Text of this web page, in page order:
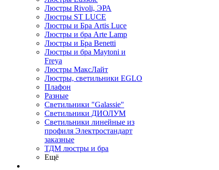
Люстры Rivoli, ЭРА
Люстры ST LUCE
Люстры и Бра Artis Luce
Люстры и бра Arte Lamp
Люстры и Бра Benetti
Люстры и бра Maytoni и
Freya
Люстры МаксЛайт
Люстры, светильники EGLO
Плафон
Разные
Светильники "Galassie"
Светильники ДИОЛУМ
Светильники линейные из
профиля Электростандарт
заказные
ТДМ люстры и бра
Ещё